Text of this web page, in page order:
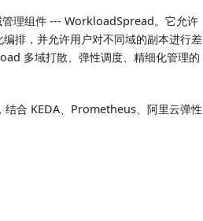
理组件 --- WorkloadSpread。它允许
排，并允许用户对不同域的副本进行差
多域打散、弹性调度、精细化管理的
合 KEDA、Prometheus、阿里云弹性